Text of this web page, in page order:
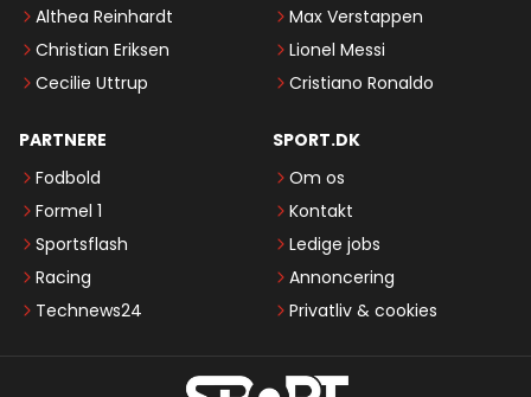
Althea Reinhardt
Christian Eriksen
Cecilie Uttrup
Max Verstappen
Lionel Messi
Cristiano Ronaldo
PARTNERE
Fodbold
Formel 1
Sportsflash
Racing
Technews24
SPORT.DK
Om os
Kontakt
Ledige jobs
Annoncering
Privatliv & cookies